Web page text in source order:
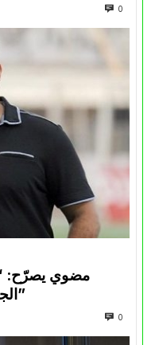
0
مضوي يصرّح:
الجزائرية في المسابقات القارية”
0